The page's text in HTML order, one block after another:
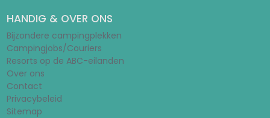
HANDIG & OVER ONS
Bijzondere campingplekken
Campingjobs/Couriers
Resorts op de ABC-eilanden
Over ons
Contact
Privacybeleid
Sitemap